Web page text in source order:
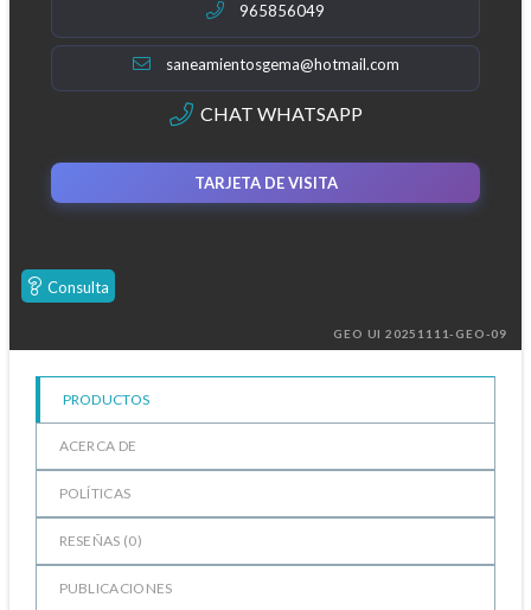
965856049
saneamientosgema@hotmail.com
CHAT WHATSAPP
TARJETA DE VISITA
Consulta
GEO UI 20251111-GEO-09
PRODUCTOS
ACERCA DE
POLÍTICAS
RESEÑAS (0)
PUBLICACIONES